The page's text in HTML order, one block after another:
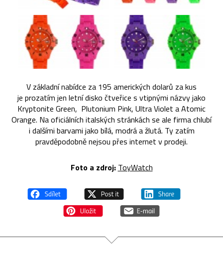
V základní nabídce za 195 amerických dolarů za kus
je prozatím jen letní disko čtveřice s vtipnými názvy jako
Kryptonite Green, Plutonium Pink, Ultra Violet a Atomic
Orange. Na oficiálních italských stránkách se ale firma chlubí
i dalšími barvami jako bílá, modrá a žlutá. Ty zatím
pravděpodobně nejsou přes internet v prodeji.
Foto a zdroj: ToyWatch